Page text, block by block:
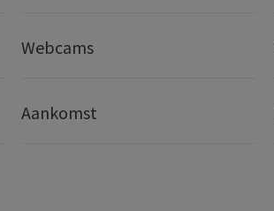
Webcams
Aankomst